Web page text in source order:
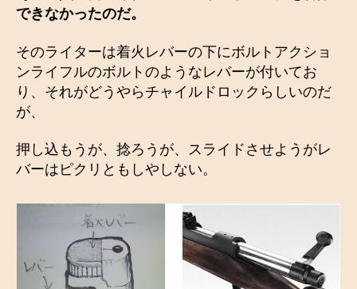
できなかったのだ。
そのライターは着火レバーの下にボルトアクショ
ンライフルのボルトのようなレバーが付いてお
り、それがどうやらチャイルドロックらしいのだ
が、
押し込もうが、捻ろうが、スライドさせようがレ
バーはピクリともしやしない。